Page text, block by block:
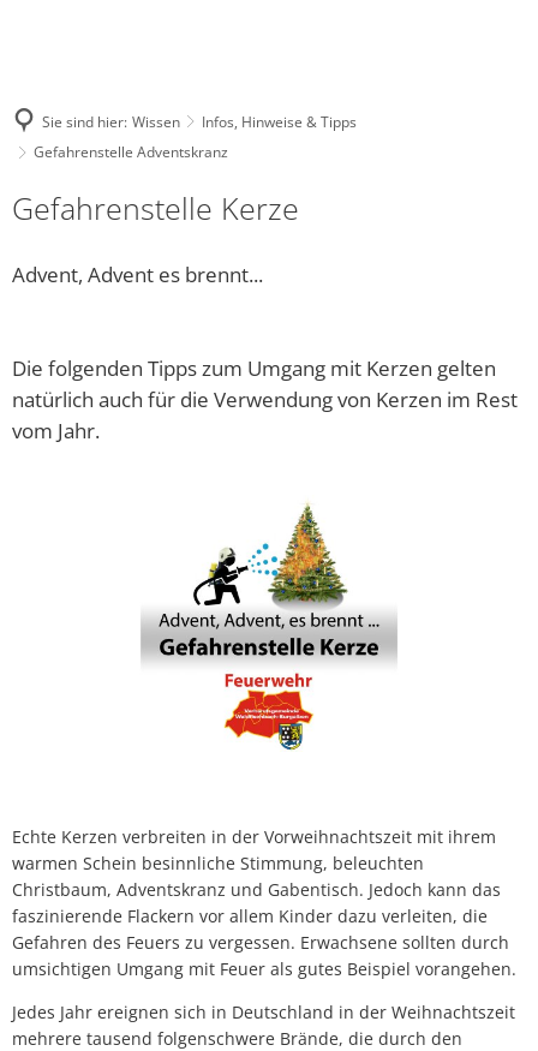
Sie sind hier: Wissen
Infos, Hinweise & Tipps
Gefahrenstelle Adventskranz
Gefahrenstelle Kerze
Advent, Advent es brennt...
Die folgenden Tipps zum Umgang mit Kerzen gelten
natürlich auch für die Verwendung von Kerzen im Rest
vom Jahr.
Echte Kerzen verbreiten in der Vorweihnachtszeit mit ihrem
warmen Schein besinnliche Stimmung, beleuchten
Christbaum, Adventskranz und Gabentisch. Jedoch kann das
faszinierende Flackern vor allem Kinder dazu verleiten, die
Gefahren des Feuers zu vergessen. Erwachsene sollten durch
umsichtigen Umgang mit Feuer als gutes Beispiel vorangehen.
Jedes Jahr ereignen sich in Deutschland in der Weihnachtszeit
mehrere tausend folgenschwere Brände, die durch den